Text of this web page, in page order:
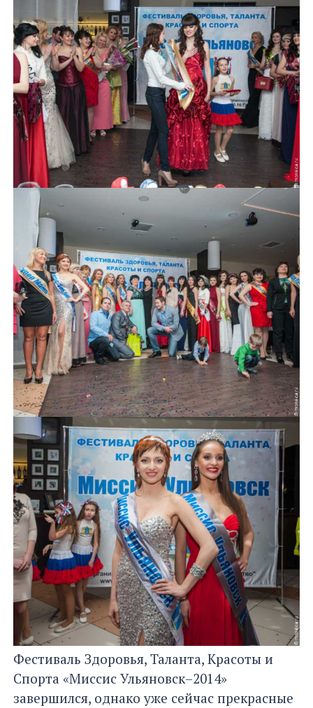
Фестиваль Здоровья, Таланта, Красоты и
Спорта «Миссис Ульяновск–2014»
завершился, однако уже сейчас прекрасные